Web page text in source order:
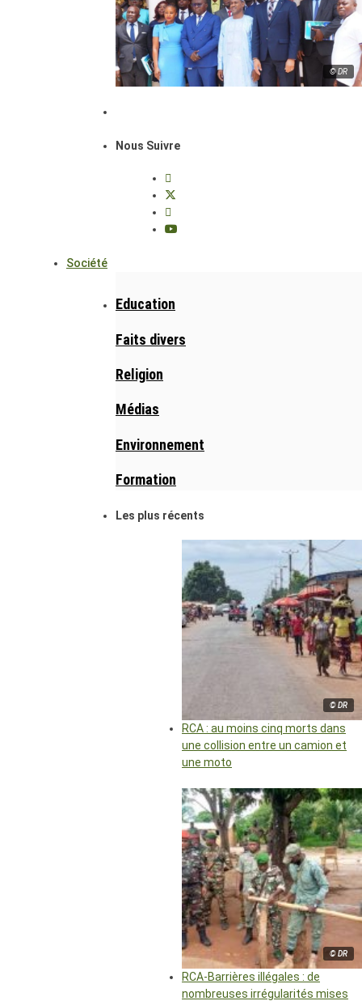
© DR
Nous Suivre
Société
Education
Faits divers
Religion
Médias
Environnement
Formation
Les plus récents
© DR
RCA : au moins cinq morts dans
une collision entre un camion et
une moto
© DR
RCA-Barrières illégales : de
nombreuses irrégularités mises